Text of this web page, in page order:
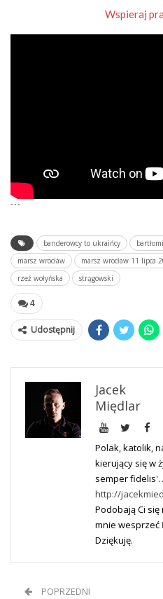
Wspieraj
```
banderowcy to ukraińcy
marsz wrocław
marsz wrocław 11 lipca
rzeź wołyńska
strągowski
4
Udostępnij
Jacek
Międlar
Polak, katolik,
kierujący się w
semper fidelis'.
http://
Podobają Ci
mnie wesprzeć
Dziękuję.
POPRZEDNI